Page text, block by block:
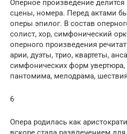
Оперное произведение делится
сцены, номера. Перед актами
оперы эпилог. В состав
солист, хор, симфонический
оперного произведения
арии, дуэты, трио, квартеты,
симфонических форм увертюра,
пантомима, мелодрама,
6
Опера родилась как